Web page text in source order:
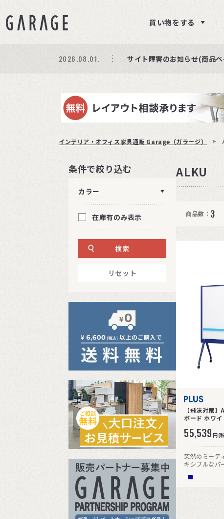
買い物をする
期間限定プレゼント│レビュ
商品ページ障害復旧のお知ら
2026.08.01. サイト障害のお知らせ(商品
インテリア・オフィス家具通販 Garage（ガラージ）
条件で絞り込む
カラー
在庫有のみ表示
検索
リセット
ALKU
商品数： 3
【飛沫対策
ボード ホワ
55,539 円(
突然のミーテ
キシブルなパ
で、社内の様